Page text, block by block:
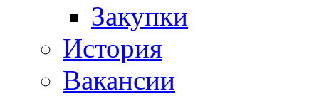
Закупки
История
Вакансии